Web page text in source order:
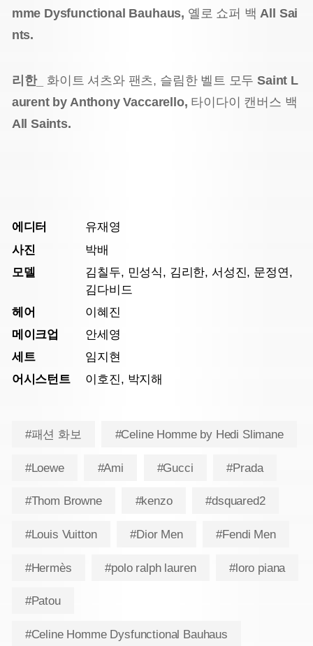
mme Dysfunctional Bauhaus, 옐로 쇼퍼 백All Sai
nts.
리한_ 화이트 셔츠와 팬츠, 슬림한 벨트 모두Saint L
aurent by Anthony Vaccarello, 타이다이 캔버스 백
All Saints.
에디터
유재영
사진
박배
모델
김칠두, 민성식, 김리한, 서성진, 문정연,
김다비드
헤어
이혜진
메이크업
안세영
세트
임지현
어시스턴트
이호진, 박지해
#패션 화보 #Celine Homme by Hedi Slimane
#Loewe #Ami #Gucci #Prada
#Thom Browne #kenzo #dsquared2
#Louis Vuitton #Dior Men #Fendi Men
#Hermès #polo ralph lauren #loro piana
#Patou
#Celine Homme Dysfunctional Bauhaus